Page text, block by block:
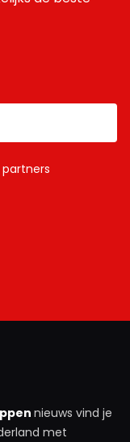
nieuws vind je
met